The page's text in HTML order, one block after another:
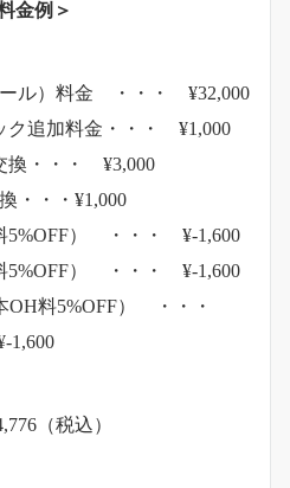
金例＞
ール）料金 ・・・ ¥32,000
ク追加料金・・・ ¥1,000
換・・・ ¥3,000
・・・¥1,000
5%OFF） ・・・ ¥-1,600
5%OFF） ・・・ ¥-1,600
OH料5%OFF） ・・・
1,600
（税込）